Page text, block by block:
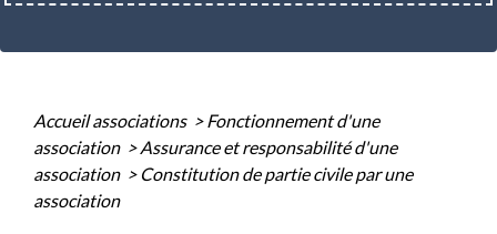
Accueil associations > Fonctionnement d'une
association > Assurance et responsabilité d'une
association > Constitution de partie civile par une
association